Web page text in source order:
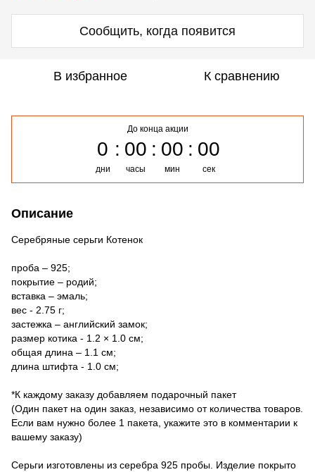
Сообщить, когда появится
В избранное К сравнению
До конца акции
0
дни
00
часы
00
мин
00
сек
Описание
Серебряные серьги Котенок
проба – 925;
покрытие – родий;
вставка – эмаль;
вес - 2.75 г;
застежка – английский замок;
размер котика - 1.2 × 1.0 см;
общая длина – 1.1 см;
длина штифта - 1.0 см;
*К каждому заказу добавляем подарочный пакет
(Один пакет на один заказ, независимо от количества товаров.
Если вам нужно более 1 пакета, укажите это в комментарии к
вашему заказу)
Серьги изготовлены из серебра 925 пробы. Изделие покрыто